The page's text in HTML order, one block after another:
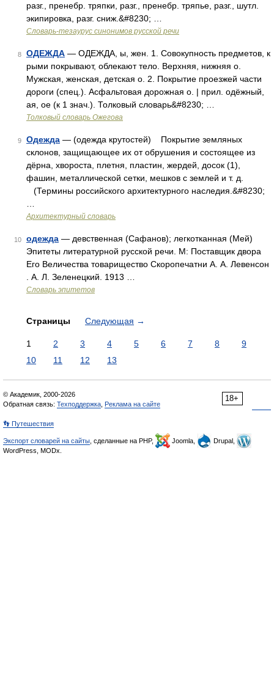
разг., пренебр. тряпки, разг., пренебр. тряпье, разг., шутл.
экипировка, разг. сниж.&#8230; …
Словарь-тезаурус синонимов русской речи
8 ОДЕЖДА — ОДЕЖДА, ы, жен. 1. Совокупность предметов, к
рыми покрывают, облекают тело. Верхняя, нижняя о.
Мужская, женская, детская о. 2. Покрытие проезжей части
дороги (спец.). Асфальтовая дорожная о. | прил. одёжный,
ая, ое (к 1 знач.). Толковый словарь&#8230; …
Толковый словарь Ожегова
9 Одежда — (одежда крутостей) Покрытие земляных
склонов, защищающее их от обрушения и состоящее из
дёрна, хвороста, плетня, пластин, жердей, досок (1),
фашин, металлической сетки, мешков с землей и т. д.
(Термины российского архитектурного наследия.&#8230;
Архитектурный словарь
10 одежда — девственная (Сафанов); легкотканная (Мей)
Эпитеты литературной русской речи. М: Поставщик двора
Его Величества товарищество Скоропечатни А. А. Левенсон
. А. Л. Зеленецкий. 1913 …
Словарь эпитетов
Страницы Следующая →
1 2 3 4 5 6 7 8
9
10
11 12 13
18+
© Академик, 2000-2026
Обратная связь: Техподдержка Реклама на сайте
👣 Путешествия
Экспорт словарей на сайты , сделанные на PHP, Joomla,
Drupal,
WordPress, MODx.